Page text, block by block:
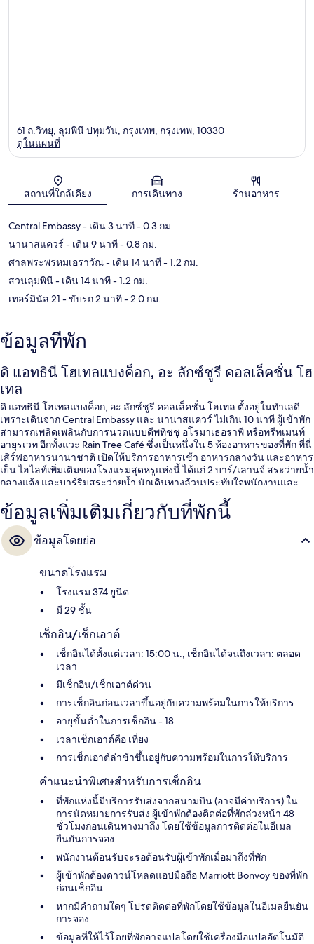
แผนที่
61 ถ.วิทยุ, ลุมพินี ปทุมวัน, กรุงเทพ, กรุงเทพ, 10330
ดูในแผนที่
สถานที่ใกล้เคียง การเดินทาง ร้านอาหาร
Central Embassy- เดิน 3 นาที- 0.3 กม.
นานาสแควร์ - เดิน 9 นาที- 0.8 กม.
ศาลพระพรหมเอราวัณ- เดิน 14 นาที- 1.2 กม.
สวนลุมพินี- เดิน 14 นาที- 1.2 กม.
เทอร์มินัล 21 - ขับรถ 2 นาที- 2.0 กม.
ข้อมูลที่พัก
ดิ แอทธินี โฮเทลแบงค็อก, อะ ลักซ์ชูรี คอลเล็คชั่น โฮ
เทล
ดิ แอทธินี โฮเทลแบงค็อก, อะ ลักซ์ชูรี คอลเล็คชั่น โฮเทล ตั้งอยู่ในทำเลดี
เพราะเดินจาก Central Embassy และ นานาสแควร์ ไม่เกิน 10 นาที ผู้เข้าพัก
สามารถเพลิดเพลินกับการนวดแบบดีพทิชชู อโรมาเธอราพี หรือทรีทเมนท์
อายุรเวท อีกทั้งแวะ Rain Tree Café ซึ่งเป็นหนึ่งใน 5 ห้องอาหารของที่พัก ที่นี่
เสิร์ฟอาหารนานาชาติ เปิดให้บริการอาหารเช้า อาหารกลางวัน และอาหาร
เย็น ไฮไลท์เพิ่มเติมของโรงแรมสุดหรูแห่งนี้ ได้แก่ 2 บาร์/เลานจ์ สระว่ายน้ำ
กลางแจ้ง และบาร์ริมสระว่ายน้ำ นักเดินทางล้วนประทับใจพนักงานและ
สภาพที่พัก ใกล้ขนส่งสาธารณะ: เดิน 5 นาทีถึง สถานีบีทีเอสเพลินจิต และ 9
นาทีถึง สถานีรถไฟฟ้า BTS ชิดลม
ข้อมูลเพิ่มเติมเกี่ยวกับที่พักนี้
ข้อมูลโดยย่อ
ขนาดโรงแรม
โรงแรม 374 ยูนิต
มี 29 ชั้น
เช็กอิน/เช็กเอาต์
เช็กอินได้ตั้งแต่เวลา: 15:00 น., เช็กอินได้จนถึงเวลา: ตลอด
เวลา
มีเช็กอิน/เช็กเอาต์ด่วน
การเช็กอินก่อนเวลาขึ้นอยู่กับความพร้อมในการให้บริการ
อายุขั้นต่ำในการเช็กอิน - 18
เวลาเช็กเอาต์คือ เที่ยง
การเช็กเอาต์ล่าช้าขึ้นอยู่กับความพร้อมในการให้บริการ
คำแนะนำพิเศษสำหรับการเช็กอิน
ที่พักแห่งนี้มีบริการรับส่งจากสนามบิน (อาจมีค่าบริการ) ใน
การนัดหมายการรับส่ง ผู้เข้าพักต้องติดต่อที่พักล่วงหน้า 48
ชั่วโมงก่อนเดินทางมาถึง โดยใช้ข้อมูลการติดต่อในอีเมล
ยืนยันการจอง
พนักงานต้อนรับจะรอต้อนรับผู้เข้าพักเมื่อมาถึงที่พัก
ผู้เข้าพักต้องดาวน์โหลดแอปมือถือ Marriott Bonvoy ของที่พัก
ก่อนเช็กอิน
หากมีคำถามใดๆ โปรดติดต่อที่พักโดยใช้ข้อมูลในอีเมลยืนยัน
การจอง
ข้อมูลที่ให้ไว้โดยที่พักอาจแปลโดยใช้เครื่องมือแปลอัตโนมัติ